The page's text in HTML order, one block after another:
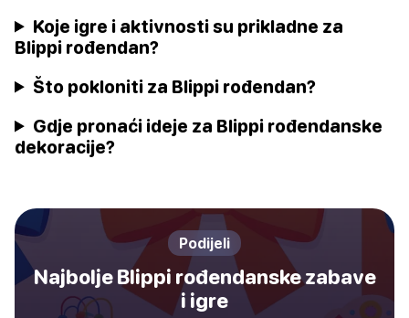
Koje igre i aktivnosti su prikladne za
Blippi rođendan?
Što pokloniti za Blippi rođendan?
Gdje pronaći ideje za Blippi rođendanske
dekoracije?
Podijeli
Najbolje Blippi rođendanske zabave
i igre